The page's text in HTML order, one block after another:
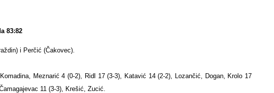
83:82
i Perčić (Čakovec).
Meznarić 4 (0-2), Ridl 17 (3-3), Katavić 14 (2-2), Lozančić, Dogan, Krolo 17
11 (3-3), Krešić, Zucić.